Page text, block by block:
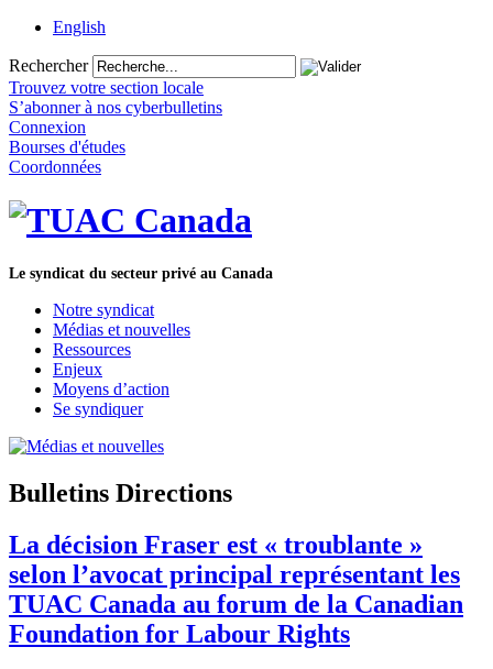
English
Rechercher
Trouvez votre section locale
S’abonner à nos cyberbulletins
Connexion
Bourses d'études
Coordonnées
Le syndicat du secteur privé au Canada
Notre syndicat
Médias et nouvelles
Ressources
Enjeux
Moyens d’action
Se syndiquer
Bulletins Directions
La décision Fraser est « troublante »
selon l’avocat principal représentant les
TUAC Canada au forum de la Canadian
Foundation for Labour Rights